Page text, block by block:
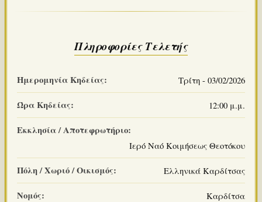
Πληροφορίες Τελετής
Ημερομηνία Κηδείας: Τρίτη - 03/02/2026
Ώρα Κηδείας: 12:00 μ.μ.
Εκκλησία / Αποτεφρωτήριο:
Ιερό Ναό Κοιμήσεως Θεοτόκου
Πόλη / Χωριό / Οικισμός: Ελληνικά Καρδίτσας
Νομός: Καρδίτσα